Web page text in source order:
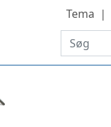
Søg
Tema